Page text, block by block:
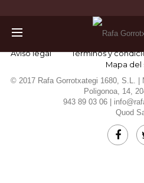
Aviso legal Términos y
Mapa del
© 2017 Rafa Gorrotxategi 1680, S.L. |
Poligonoa, 14,
943 89 03 06 |
Quod